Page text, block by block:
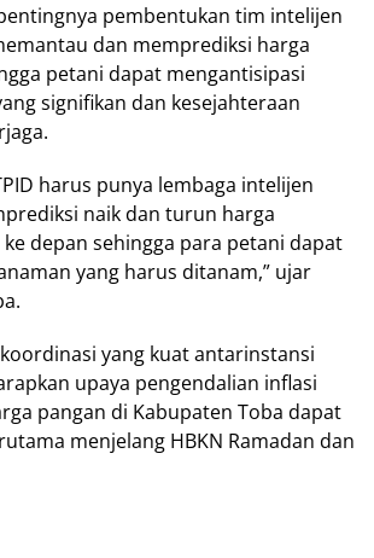
pembentukan tim intelijen
dan memprediksi harga
petani dapat mengantisipasi
signifikan dan kesejahteraan
harus punya lembaga intelijen
naik dan turun harga
depan sehingga para petani dapat
yang harus ditanam,” ujar
yang kuat antarinstansi
upaya pengendalian inflasi
pangan di Kabupaten Toba dapat
menjelang HBKN Ramadan dan